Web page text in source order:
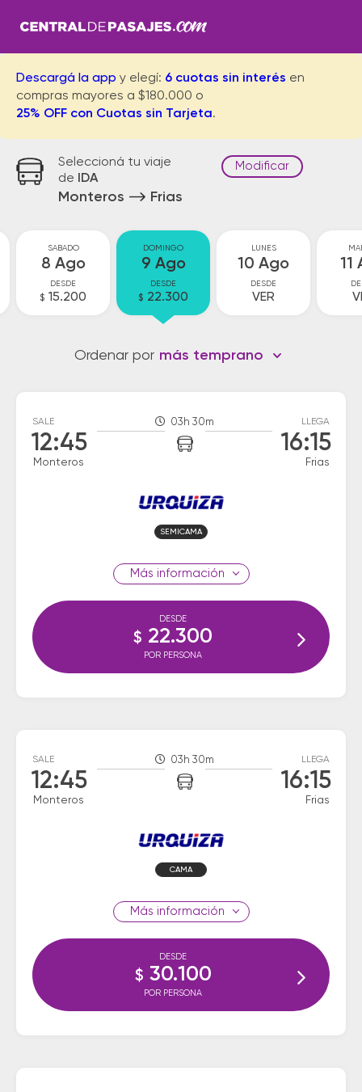
Descargá la app y elegí: 6 cuotas sin interés en
compras mayores a $180.000 o
25% OFF con Cuotas sin Tarjeta.
Seleccioná tu viaje
de
IDA
Monteros Frias
Modificar
SABADO
8 Ago
DESDE
$ 15.200
DOMINGO
9 Ago
DESDE
$ 22.300
LUNES
10 Ago
DESDE
VER
11
Ordenar por más temprano
SALE
12:45
Monteros
03h 30m LLEGA
16:15
Frias
SEMICAMA
información
DESDE
$ 22.300
POR PERSONA
SALE
12:45
Monteros
03h 30m LLEGA
16:15
Frias
CAMA
información
DESDE
$ 30.100
POR PERSONA